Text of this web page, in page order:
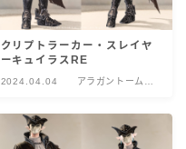
クリプトラーカー・スレイヤ
ーキュイラスRE
2024.04.04
アラガントームス